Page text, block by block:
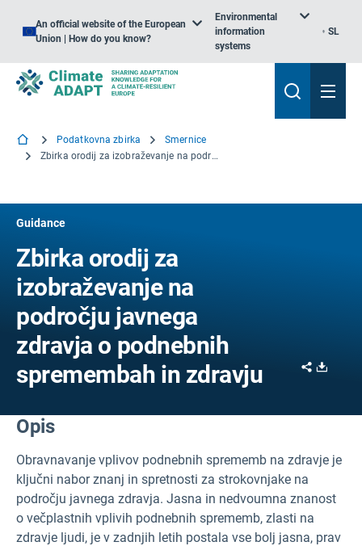
An official website of the European
Union | How do you know?
Environmental
information
systems
SL
Podatkovna zbirka
Smernice
Zbirka orodij za izobraževanje na področju javnega zdravja o podnebnih spremembah in zdravju
Guidance
Zbirka orodij za
izobraževanje na
področju javnega
zdravja o podnebnih
spremembah in zdravju
Share
Opis
Obravnavanje vplivov podnebnih sprememb na zdravje je
ključni nabor znanj in spretnosti za strokovnjake na
področju javnega zdravja. Jasna in nedvoumna znanost
o večplastnih vplivih podnebnih sprememb, zlasti na
zdravje ljudi, je v zadnjih letih postala vse bolj jasna, prav